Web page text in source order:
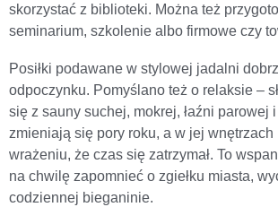
skorzystać z biblioteki. Można też
seminarium, szkolenie albo firmowe czy
Posiłki podawane w stylowej jadalni
odpoczynku. Pomyślano też o relaksie –
się z sauny suchej, mokrej, łaźni parowej
zmieniają się pory roku, a w jej
wrażeniu, że czas się zatrzymał. To
na chwilę zapomnieć o zgiełku miasta,
codziennej bieganinie.